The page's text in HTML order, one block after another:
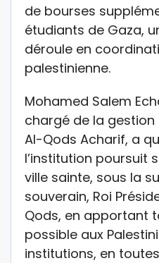
de bourses
étudiants de Gaza,
déroule en
palestinienne.
Mohamed Salem
chargé de la gestion
Al-Qods Acharif, a
l’institution poursuit
ville sainte, sous la
souverain, Roi
Qods, en apportant
possible aux
institutions, en